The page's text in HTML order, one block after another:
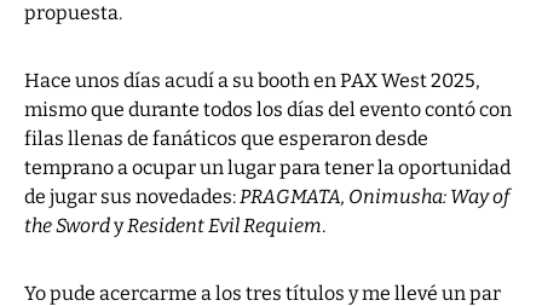
propuesta.
Hace unos días acudí a su booth en PAX West 2025,
mismo que durante todos los días del evento contó con
filas llenas de fanáticos que esperaron desde
temprano a ocupar un lugar para tener la oportunidad
de jugar sus novedades:PRAGMATA, Onimusha: Way of
the SwordyResident Evil Requiem.
Yo pude acercarme a los tres títulos y me llevé un par